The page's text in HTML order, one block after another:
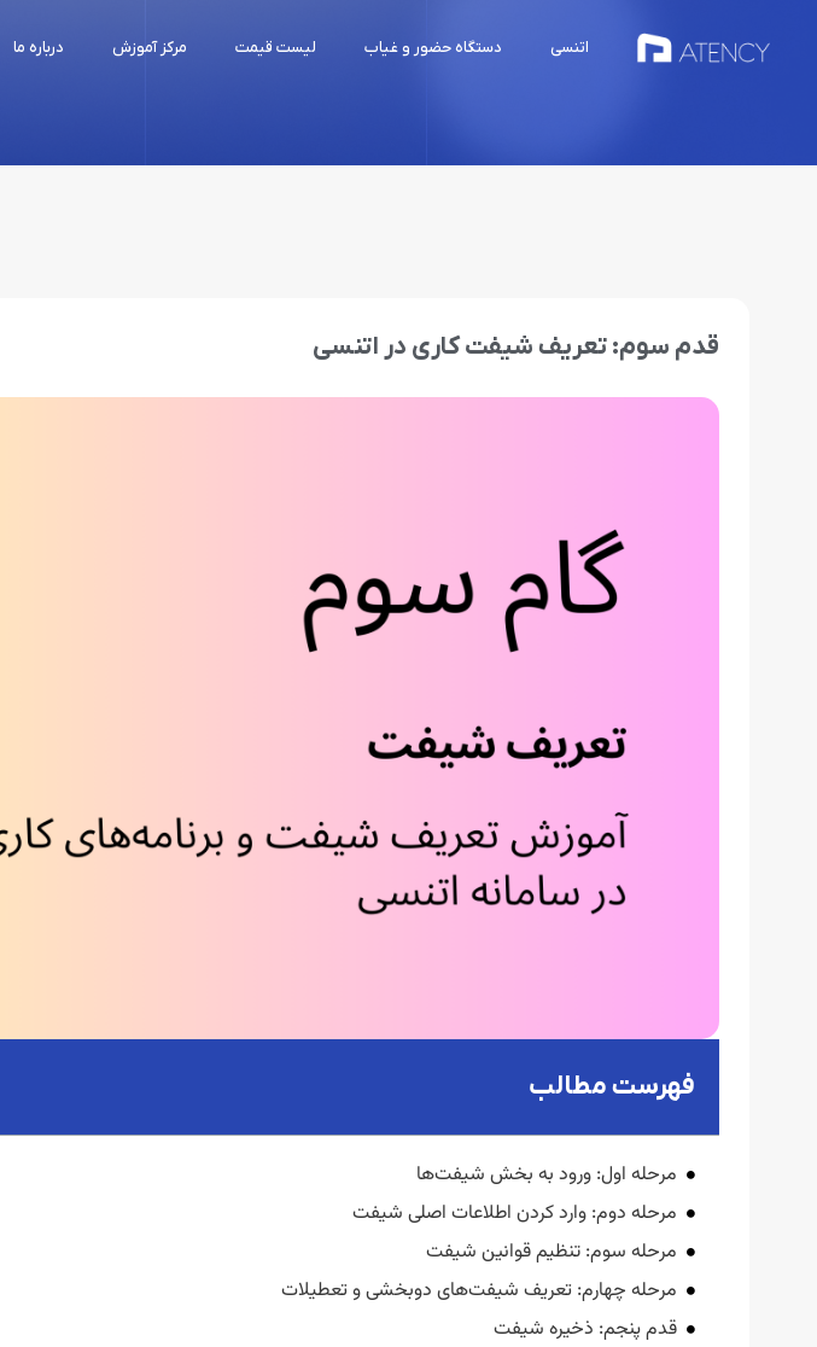
اتنسی دستگاه حضور و غیاب لیست قیمت مرکز آموزش درباره ما
قدم سوم: تعریف شیفت کاری در اتنسی
فهرست مطالب
مرحله اول: ورود به بخش شیفت‌ها
مرحله دوم: وارد کردن اطلاعات اصلی شیفت
مرحله سوم: تنظیم قوانین شیفت
مرحله چهارم: تعریف شیفت‌های دوبخشی و تعطیلات
قدم پنجم: ذخیره شیفت